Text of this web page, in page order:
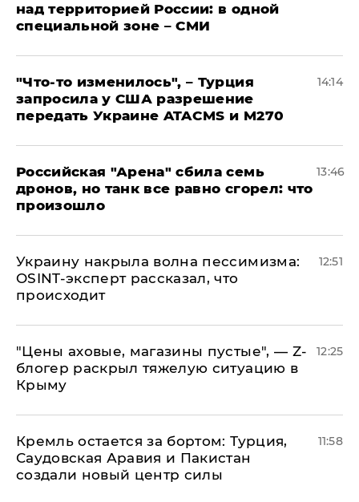
над территорией России: в одной
специальной зоне – СМИ
​"Что-то изменилось", – Турция
запросила у США разрешение
передать Украине ATACMS и M270
14:14
​Российская "Арена" сбила семь
дронов, но танк все равно сгорел: что
произошло
13:46
​Украину накрыла волна пессимизма:
OSINT-эксперт рассказал, что
происходит
12:51
​"Цены аховые, магазины пустые", — Z-
блогер раскрыл тяжелую ситуацию в
Крыму
12:25
​Кремль остается за бортом: Турция,
Саудовская Аравия и Пакистан
создали новый центр силы
11:58